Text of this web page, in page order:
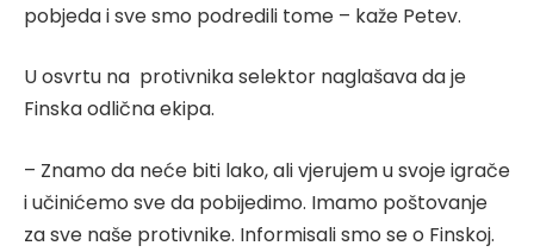
pobjeda i sve smo podredili tome – kaže Petev.
U osvrtu na protivnika selektor naglašava da je
Finska odlična ekipa.
– Znamo da neće biti lako, ali vjerujem u svoje igrače
i učinićemo sve da pobijedimo. Imamo poštovanje
za sve naše protivnike. Informisali smo se o Finskoj.